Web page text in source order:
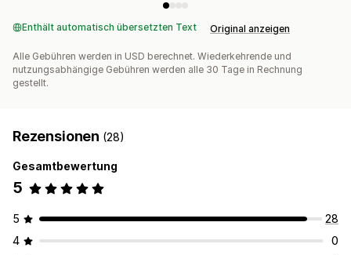
Enthält automatisch übersetzten Text Original anzeigen
Alle Gebühren werden in USD berechnet. Wiederkehrende und
nutzungsabhängige Gebühren werden alle 30 Tage in Rechnung
gestellt.
Rezensionen (28)
Gesamtbewertung
5
5
28
4
0